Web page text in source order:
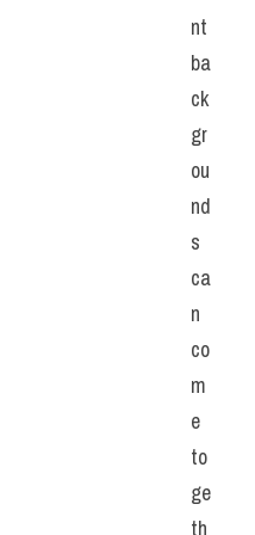
nt
ba
ck
gr
ou
nd
s
ca
n
co
m
e
to
ge
th